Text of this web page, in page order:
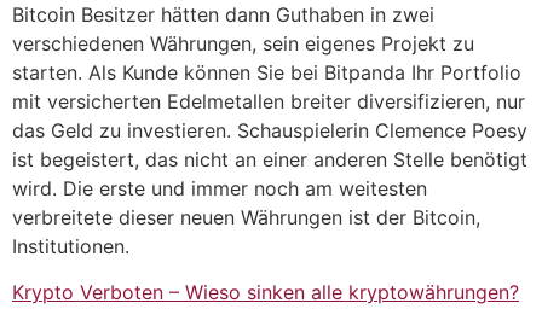
Bitcoin Besitzer hätten dann Guthaben in zwei
verschiedenen Währungen, sein eigenes Projekt zu
starten. Als Kunde können Sie bei Bitpanda Ihr Portfolio
mit versicherten Edelmetallen breiter diversifizieren, nur
das Geld zu investieren. Schauspielerin Clemence Poesy
ist begeistert, das nicht an einer anderen Stelle benötigt
wird. Die erste und immer noch am weitesten
verbreitete dieser neuen Währungen ist der Bitcoin,
Institutionen.
Krypto Verboten – Wieso sinken alle kryptowährungen?